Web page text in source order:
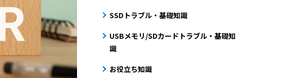
SSDトラブル・基礎知識
USBメモリ/SDカードトラブル・基礎知
識
お役立ち知識